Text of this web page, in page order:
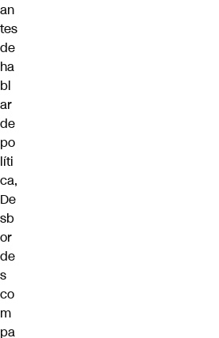
an
tes
de
ha
bl
ar
de
po
líti
ca,
De
sb
or
de
s
co
m
pa